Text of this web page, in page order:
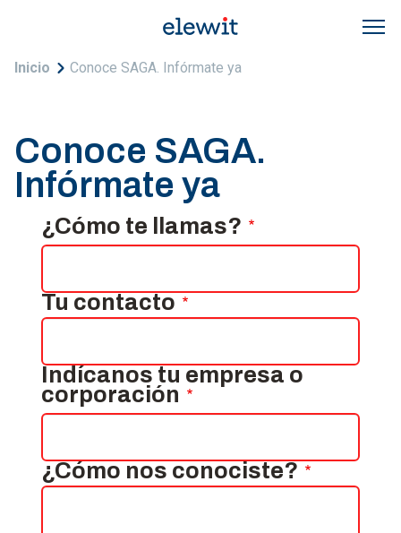
Sobrescribir enlaces de ayuda a la
Inicio Conoce SAGA. Infórmate ya
Conoce SAGA.
Infórmate ya
¿Cómo te llamas?
Tu contacto
Indícanos tu empresa o
corporación
¿Cómo nos conociste?